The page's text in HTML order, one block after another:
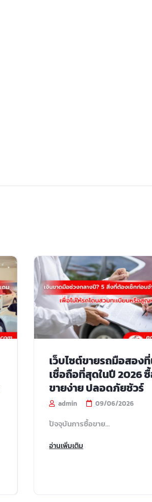
เว็บไซต์ขายรถมือสอง
เชื่อถือที่สุดในปี 2026
ขายง่าย ปลอดภัยชัวร์
admin 09/06/2026
ปัจจุบันการซื้อขาย...
อ่านเพิ่มเติม